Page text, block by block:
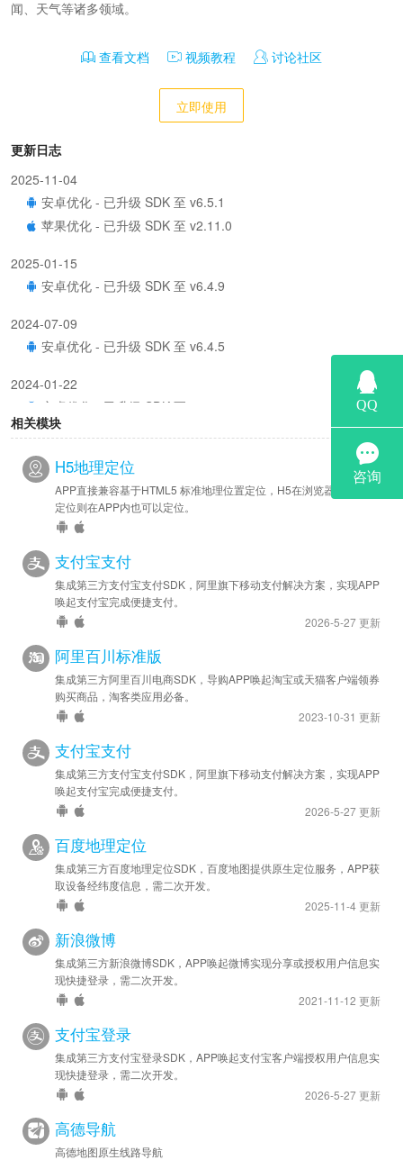
闻、天气等诸多领域。
查看文档 视频教程 讨论社区
立即使用
更新日志
2025-11-04
安卓优化 - 已升级 SDK 至 v6.5.1
苹果优化 - 已升级 SDK 至 v2.11.0
2025-01-15
安卓优化 - 已升级 SDK 至 v6.4.9
2024-07-09
安卓优化 - 已升级 SDK 至 v6.4.5
2024-01-22
安卓优化 - 已升级 SDK 至 v6.4.2
2023-10-08
安卓优化 - 已升级 SDK 至 v6.4.0
2023-08-03
新增 - 提供 postToUrl 参数以便APP将定位结果 POST 到你指
定的服务器接口地址，请详见 DEMO 文档，支持 Android &
iOS。
安卓优化 - 已升级 SDK 至 v6.3.0
苹果优化 - 已升级 SDK 至 v2.10.0
2023-02-27
安卓优化 - 已升级 SDK 至 v6.2.0
苹果优化 - 已升级 SDK 至 v2.9.0
2022-05-12
安卓优化 - 已升级 SDK 至 v6.1.0
2022-03-22
安卓优化 - 已升级 SDK 至 v6.0.1
2022-03-15
安卓优化 - 已升级 SDK 至 v6.0.0
安卓优化 - 如果打包了 “用户协议与隐私” 插件，在用户同意协
议之前调用定位接口不会请求定位权限，返回定位失败。
2022-02-11
安卓优化 - 已升级 SDK 至 v5.6.2
2021-11-13
安卓优化 - 已升级 SDK 至 v5.6.0
2021-10-27
相关模块
H5地理定位
APP直接兼容基于HTML5 标准地理位置定位，H5在浏览器里面可以
定位则在APP内也可以定位。
支付宝支付
集成第三方支付宝支付SDK，阿里旗下移动支付解决方案，实现APP
唤起支付宝完成便捷支付。
2026-5-27 更新
阿里百川标准版
集成第三方阿里百川电商SDK，导购APP唤起淘宝或天猫客户端领券
购买商品，淘客类应用必备。
2023-10-31 更新
支付宝支付
集成第三方支付宝支付SDK，阿里旗下移动支付解决方案，实现APP
唤起支付宝完成便捷支付。
2026-5-27 更新
百度地理定位
集成第三方百度地理定位SDK，百度地图提供原生定位服务，APP获
取设备经纬度信息，需二次开发。
2025-11-4 更新
新浪微博
集成第三方新浪微博SDK，APP唤起微博实现分享或授权用户信息实
现快捷登录，需二次开发。
2021-11-12 更新
支付宝登录
集成第三方支付宝登录SDK，APP唤起支付宝客户端授权用户信息实
现快捷登录，需二次开发。
2026-5-27 更新
高德导航
高德地图原生线路导航